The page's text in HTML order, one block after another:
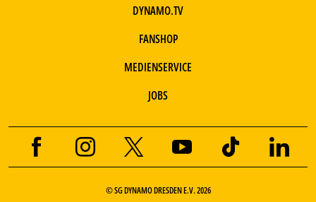
DYNAMO.TV
FANSHOP
MEDIENSERVICE
JOBS
© SG DYNAMO DRESDEN E.V. 2026